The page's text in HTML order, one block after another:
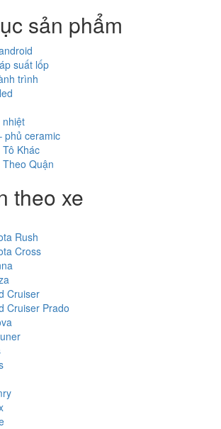
sản phẩm
suất lốp
trình
nhiệt
phủ ceramic
Khác
Quận
theo xe
Rush
Cross
Cruiser
Cruiser Prado